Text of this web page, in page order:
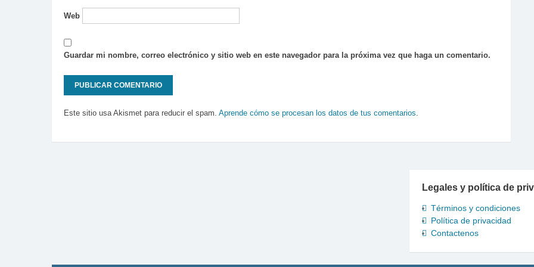
Web
Guardar mi nombre, correo electrónico y sitio web en este navegador para la próxima vez que haga un comentario.
Este sitio usa Akismet para reducir el spam. Aprende cómo se procesan los datos de tus comentarios
Legales y política de
Términos y condiciones
Política de privacidad
Contactenos